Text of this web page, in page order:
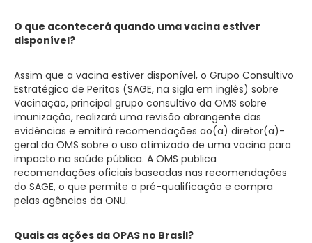
O que acontecerá quando uma vacina estiver
disponível?
Assim que a vacina estiver disponível, o Grupo Consultivo
Estratégico de Peritos (SAGE, na sigla em inglês) sobre
Vacinação, principal grupo consultivo da OMS sobre
imunização, realizará uma revisão abrangente das
evidências e emitirá recomendações ao(a) diretor(a)-
geral da OMS sobre o uso otimizado de uma vacina para
impacto na saúde pública. A OMS publica
recomendações oficiais baseadas nas recomendações
do SAGE, o que permite a pré-qualificação e compra
pelas agências da ONU.
Quais as ações da OPAS no Brasil?